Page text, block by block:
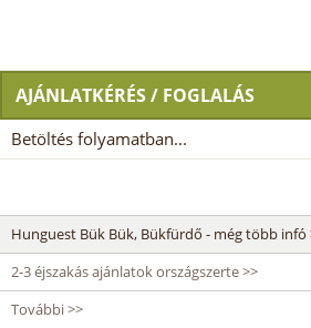
AJÁNLATKÉRÉS / FOGLALÁS
Betöltés folyamatban...
Hunguest Bük Bük, Bükfürdő - még több infó
2-3 éjszakás ajánlatok országszerte >>
További >>